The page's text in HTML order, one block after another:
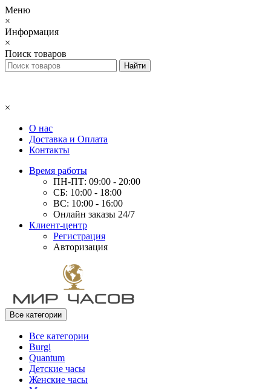
Меню
×
Информация
×
Поиск товаров
×
О нас
Доставка и Оплата
Контакты
Время работы
ПН-ПТ: 09:00 - 20:00
СБ: 10:00 - 18:00
ВС: 10:00 - 16:00
Онлайн заказы 24/7
Клиент-центр
Регистрация
Авторизация
Все категории
Все категории
Burgi
Quantum
Детские часы
Женские часы